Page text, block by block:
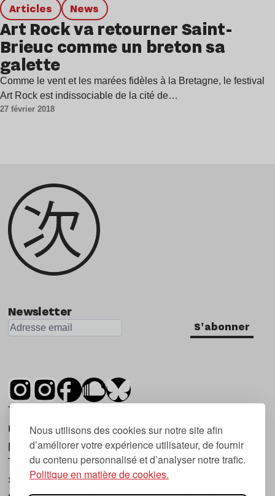
Nous utilisons des cookies sur notre site afin
d’améliorer votre expérience utilisateur, de fournir
du contenu personnalisé et d’analyser notre trafic.
Politique en matière de cookies.
Articles news
Art Rock va retourner Saint-
Brieuc comme un breton sa
galette
Comme le vent et les marées fidèles à la Bretagne, le festival
Art Rock est indissociable de la cité de…
27 février 2018
Newsletter
S'abonner
Tsugi est un mensuel indépendant sur la
musique et les nouvelles tendances, dont la
première parution date de 2007.
Tsugi en japonais signifie « prochain », « suivant
», ce qui correspond à la thématique du